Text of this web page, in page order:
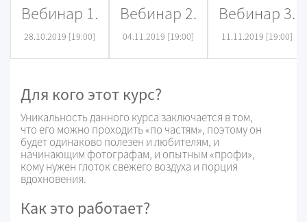
Вебинар 1.
28.10.2019 [19:00]
Вебинар 2.
04.11.2019 [19:00]
Вебинар 3.
11.11.2019 [19:00]
Для кого этот курс?
Уникальность данного курса заключается в том,
что его можно проходить «по частям», поэтому он
будет одинаково полезен и любителям, и
начинающим фотографам, и опытным «профи»,
кому нужен глоток свежего воздуха и порция
вдохновения.
Как это работает?